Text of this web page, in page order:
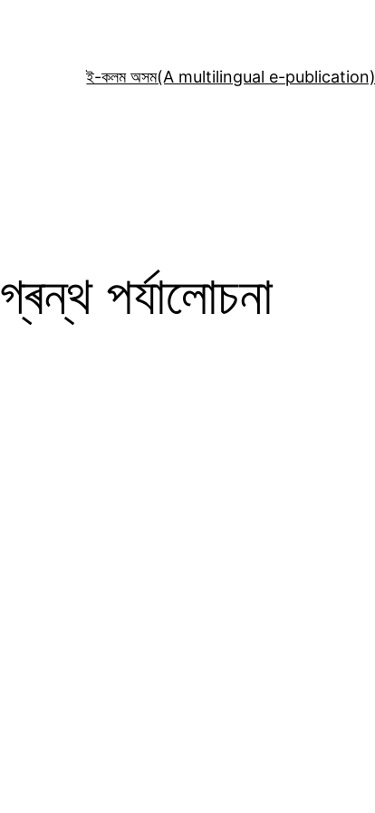
ই-কলম অসম(A multilingual e-publication)
গ্ৰন্থ পৰ্যালোচনা